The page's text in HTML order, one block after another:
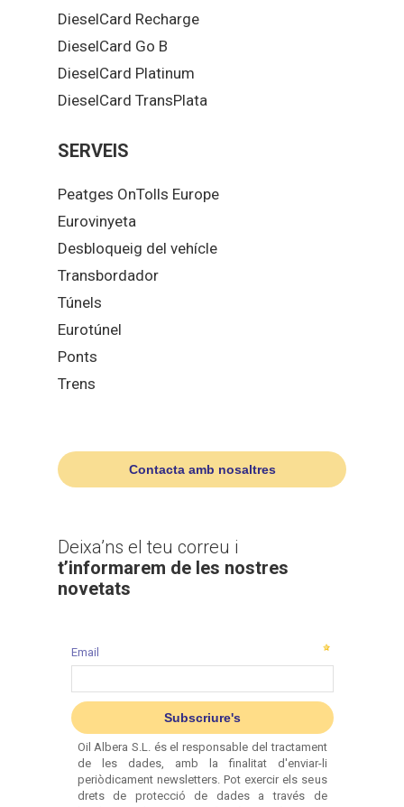
DieselCard Recharge
DieselCard Go B
DieselCard Platinum
DieselCard TransPlata
SERVEIS
Peatges OnTolls Europe
Eurovinyeta
Desbloqueig del vehícle
Transbordador
Túnels
Eurotúnel
Ponts
Trens
Contacta amb nosaltres
Deixa’ns el teu correu i
t’informarem de les nostres
novetats